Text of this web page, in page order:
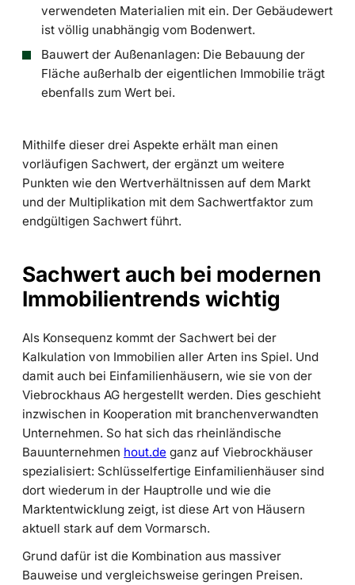
verwendeten Materialien mit ein. Der Gebäudewert
ist völlig unabhängig vom Bodenwert.
Bauwert der Außenanlagen: Die Bebauung der
Fläche außerhalb der eigentlichen Immobilie trägt
ebenfalls zum Wert bei.
Mithilfe dieser drei Aspekte erhält man einen
vorläufigen Sachwert, der ergänzt um weitere
Punkten wie den Wertverhältnissen auf dem Markt
und der Multiplikation mit dem Sachwertfaktor zum
endgültigen Sachwert führt.
Sachwert auch bei modernen
Immobilientrends wichtig
Als Konsequenz kommt der Sachwert bei der
Kalkulation von Immobilien aller Arten ins Spiel. Und
damit auch bei Einfamilienhäusern, wie sie von der
Viebrockhaus AG hergestellt werden. Dies geschieht
inzwischen in Kooperation mit branchenverwandten
Unternehmen. So hat sich das rheinländische
Bauunternehmen hout.de ganz auf Viebrockhäuser
spezialisiert: Schlüsselfertige Einfamilienhäuser sind
dort wiederum in der Hauptrolle und wie die
Marktentwicklung zeigt, ist diese Art von Häusern
aktuell stark auf dem Vormarsch.
Grund dafür ist die Kombination aus massiver
Bauweise und vergleichsweise geringen Preisen.